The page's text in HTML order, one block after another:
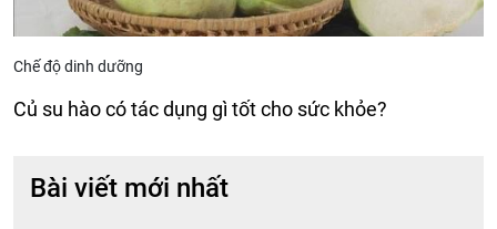
Chế độ dinh dưỡng
Củ su hào có tác dụng gì tốt cho sức khỏe?
Bài viết mới nhất